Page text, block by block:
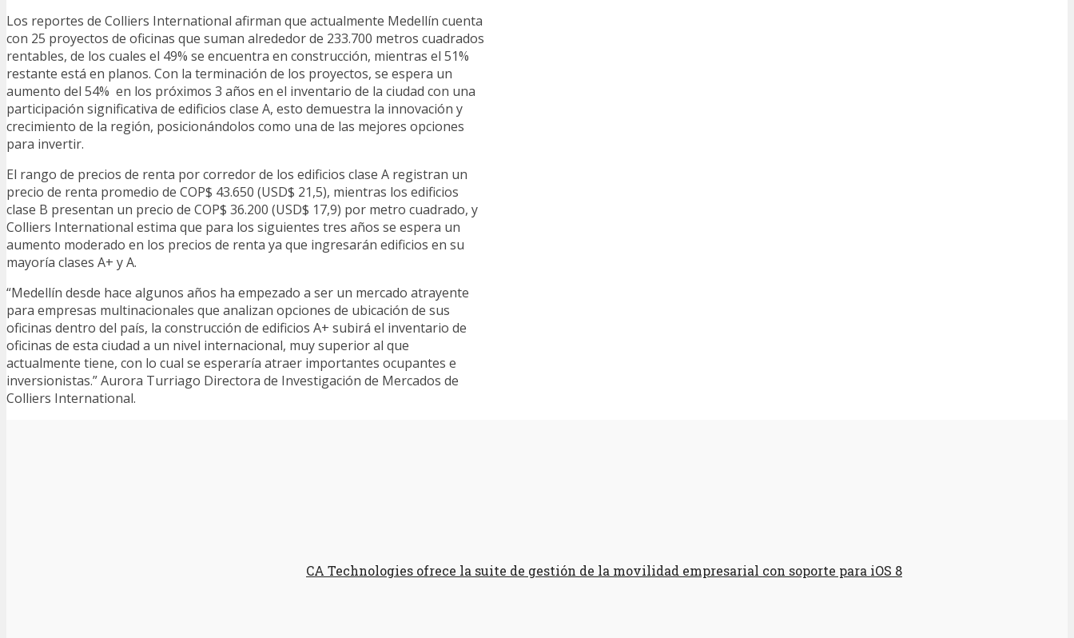
Los reportes de Colliers International afirman que actualmente Medellín cuenta
con 25 proyectos de oficinas que suman alrededor de 233.700 metros cuadrados
rentables, de los cuales el 49% se encuentra en construcción, mientras el 51%
restante está en planos. Con la terminación de los proyectos, se espera un
aumento del 54% en los próximos 3 años en el inventario de la ciudad con una
participación significativa de edificios clase A, esto demuestra la innovación y
crecimiento de la región, posicionándolos como una de las mejores opciones
para invertir.
El rango de precios de renta por corredor de los edificios clase A registran un
precio de renta promedio de COP$ 43.650 (USD$ 21,5), mientras los edificios
clase B presentan un precio de COP$ 36.200 (USD$ 17,9) por metro cuadrado, y
Colliers International estima que para los siguientes tres años se espera un
aumento moderado en los precios de renta ya que ingresarán edificios en su
mayoría clases A+ y A.
“Medellín desde hace algunos años ha empezado a ser un mercado atrayente
para empresas multinacionales que analizan opciones de ubicación de sus
oficinas dentro del país, la construcción de edificios A+ subirá el inventario de
oficinas de esta ciudad a un nivel internacional, muy superior al que
actualmente tiene, con lo cual se esperaría atraer importantes ocupantes e
inversionistas.” Aurora Turriago Directora de Investigación de Mercados de
Colliers International.
CA Technologies ofrece la suite de gestión de la movilidad empresarial con soporte para iOS 8